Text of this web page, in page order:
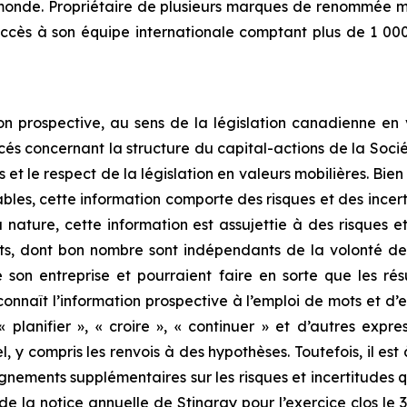
Propriétaire de plusieurs marques de renommée
à son équipe internationale comptant plus de 1
prospective, au sens de la législation canadienne
concernant la structure du capital-actions de la
le respect de la législation en valeurs mobilières.
cette information comporte des risques et des
cette information est assujettie à des risques
dont bon nombre sont indépendants de la volonté
entreprise et pourraient faire en sorte que les
l’information prospective à l’emploi de mots et
planifier », « croire », « continuer » et d’autres
y compris les renvois à des hypothèses. Toutefois, il
supplémentaires sur les risques et
la notice annuelle de Stingray pour l’exercice clos le